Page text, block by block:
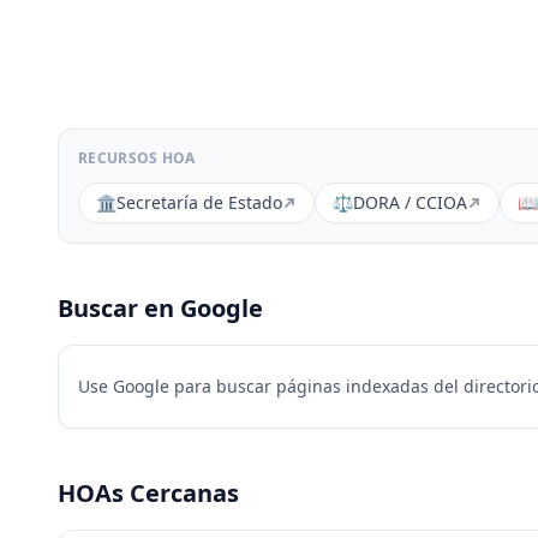
RECURSOS HOA
🏛️Secretaría de Estado ⚖️DORA / CCIOA 📖
Buscar en Google
Use Google para buscar páginas indexadas del
HOAs Cercanas